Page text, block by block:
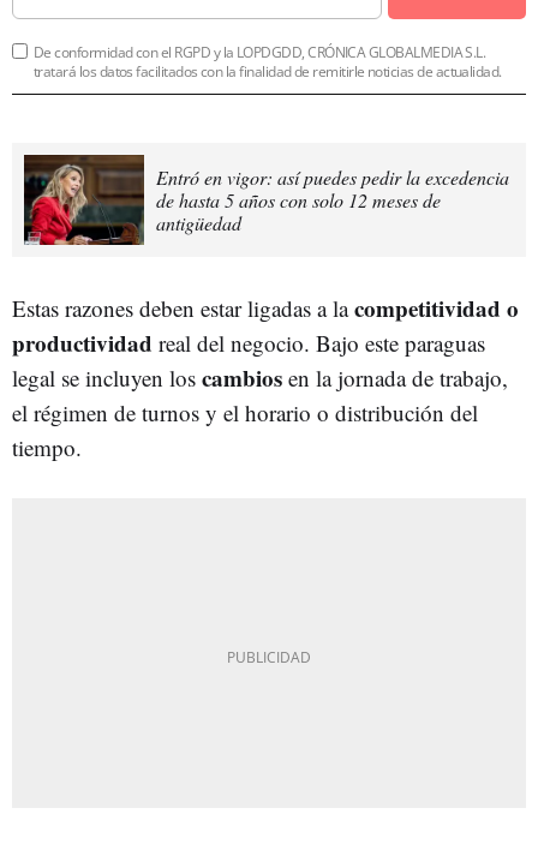
De conformidad con el RGPD y la LOPDGDD, CRÓNICA GLOBALMEDIA S.L.
tratará los datos facilitados con la finalidad de remitirle noticias de actualidad.
Entró en vigor: así puedes pedir la excedencia
de hasta 5 años con solo 12 meses de
antigüedad
Estas razones deben estar ligadas a lacompetitividad o
productividad real del negocio. Bajo este paraguas
legal se incluyen los cambios en la jornada de trabajo,
el régimen de turnos y el horario o distribución del
tiempo.